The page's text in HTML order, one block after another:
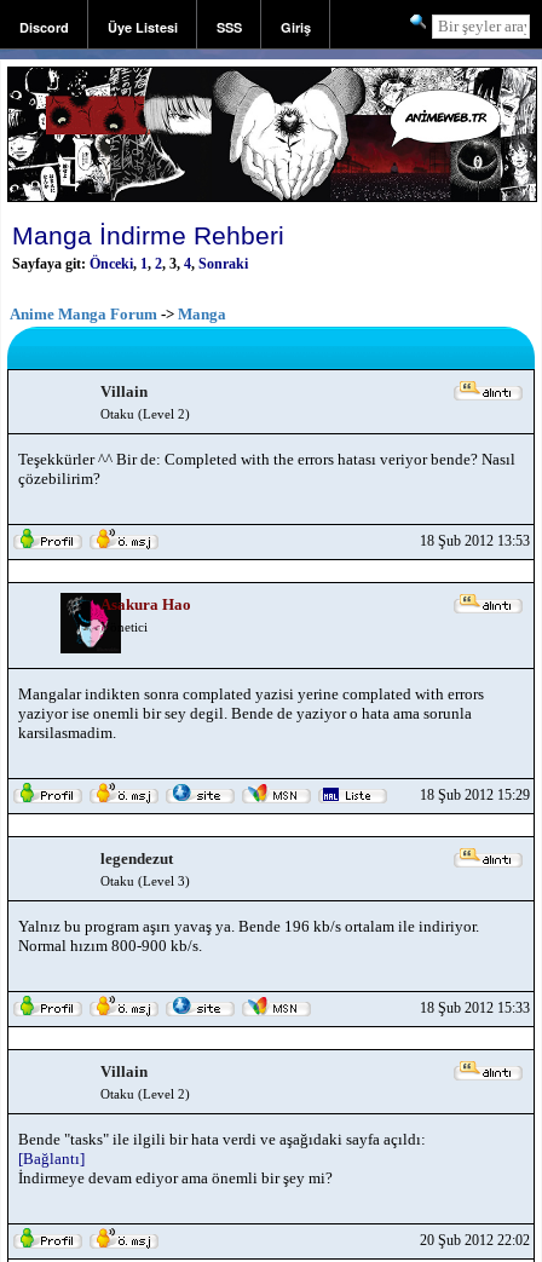
Discord Üye Listesi SSS Giriş
Kayıt
Manga İndirme Rehberi
Sayfaya git: Önceki, 1, 2, 3, 4, Sonraki
Anime Manga Forum -> Manga
Villain
Otaku (Level 2)
Teşekkürler ^^ Bir de: Completed with the errors hatası veriyor bende? Nasıl
çözebilirim?
18 Şub 2012 13:53
Asakura Hao
Yönetici
Mangalar indikten sonra complated yazisi yerine complated with errors
yaziyor ise onemli bir sey degil. Bende de yaziyor o hata ama sorunla
karsilasmadim.
18 Şub 2012 15:29
legendezut
Otaku (Level 3)
Yalnız bu program aşırı yavaş ya. Bende 196 kb/s ortalam ile indiriyor.
Normal hızım 800-900 kb/s.
18 Şub 2012 15:33
Villain
Otaku (Level 2)
Bende "tasks" ile ilgili bir hata verdi ve aşağıdaki sayfa açıldı:
[Bağlantı]
İndirmeye devam ediyor ama önemli bir şey mi?
20 Şub 2012 22:02